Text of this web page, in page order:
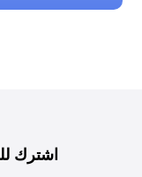
اشترك